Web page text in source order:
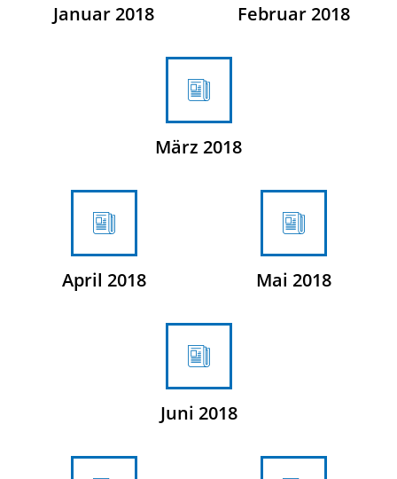
Januar 2018 Februar 2018
März 2018
April 2018 Mai 2018
Juni 2018